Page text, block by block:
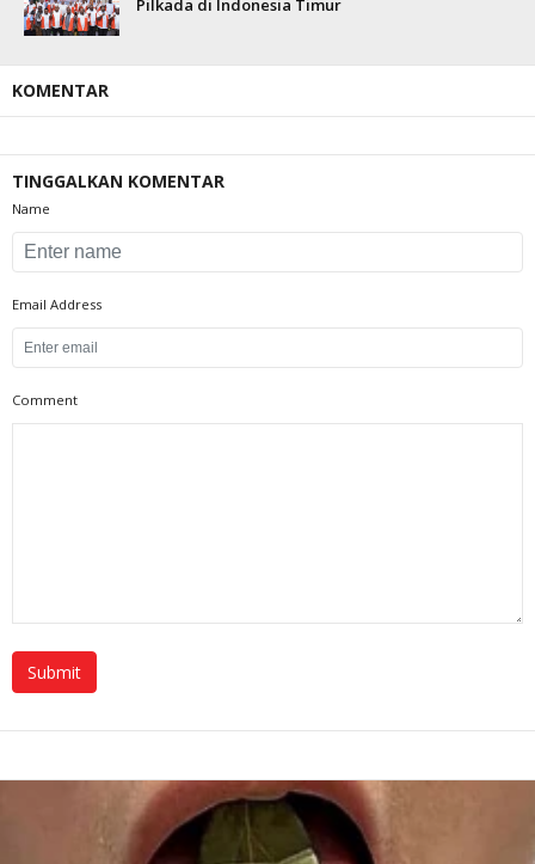
Pilkada di Indonesia Timur
KOMENTAR
TINGGALKAN KOMENTAR
Name
Email Address
Comment